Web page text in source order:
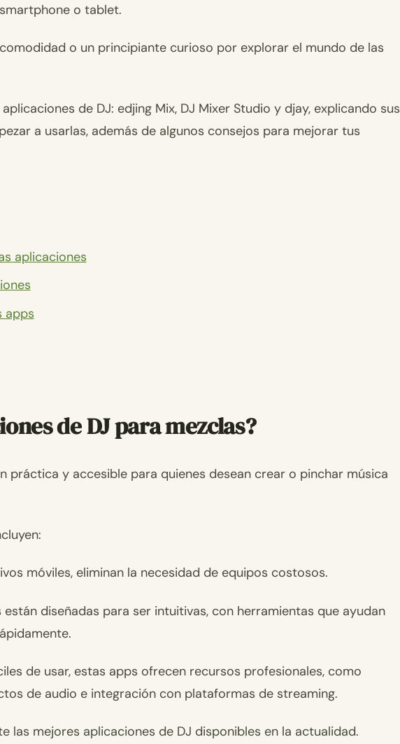
o tablet.
o un principiante curioso por explorar el mundo de las
de DJ: edjing Mix, DJ Mixer Studio y djay, explicando sus
a usarlas, además de algunos consejos para mejorar tus
aplicaciones
apps
de DJ para mezclas?
práctica y accesible para quienes desean crear o pinchar música
móviles, eliminan la necesidad de equipos costosos.
están diseñadas para ser intuitivas, con herramientas que ayudan
de usar, estas apps ofrecen recursos profesionales, como
de audio e integración con plataformas de streaming.
las mejores aplicaciones de DJ disponibles en la actualidad.